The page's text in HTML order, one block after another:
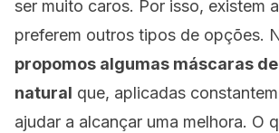
ser muito caros. Por isso, existem
preferem outros tipos de opções.
propomos algumas máscaras
natural que, aplicadas
ajudar a alcançar uma melhora. O